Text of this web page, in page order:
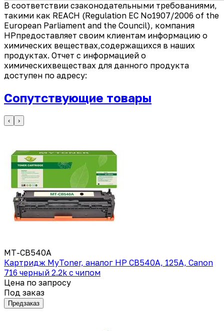
В соответствии сзаконодательными требованиями,
такими как REACH (Regulation EC No1907/2006 of the
European Parliament and the Council), компания
HPпредоставляет своим клиентам информацию о
химических веществах,содержащихся в наших
продуктах. Отчет с информацией о
химическихвеществах для данного продукта
доступен по адресу:
Сопутствующие товары
‹ ›
MT-CB540A
Картридж MyToner, аналог HP CB540A, 125A, Canon
716 черный 2.2k с чипом
Цена по запросу
Под заказ
Предзаказ